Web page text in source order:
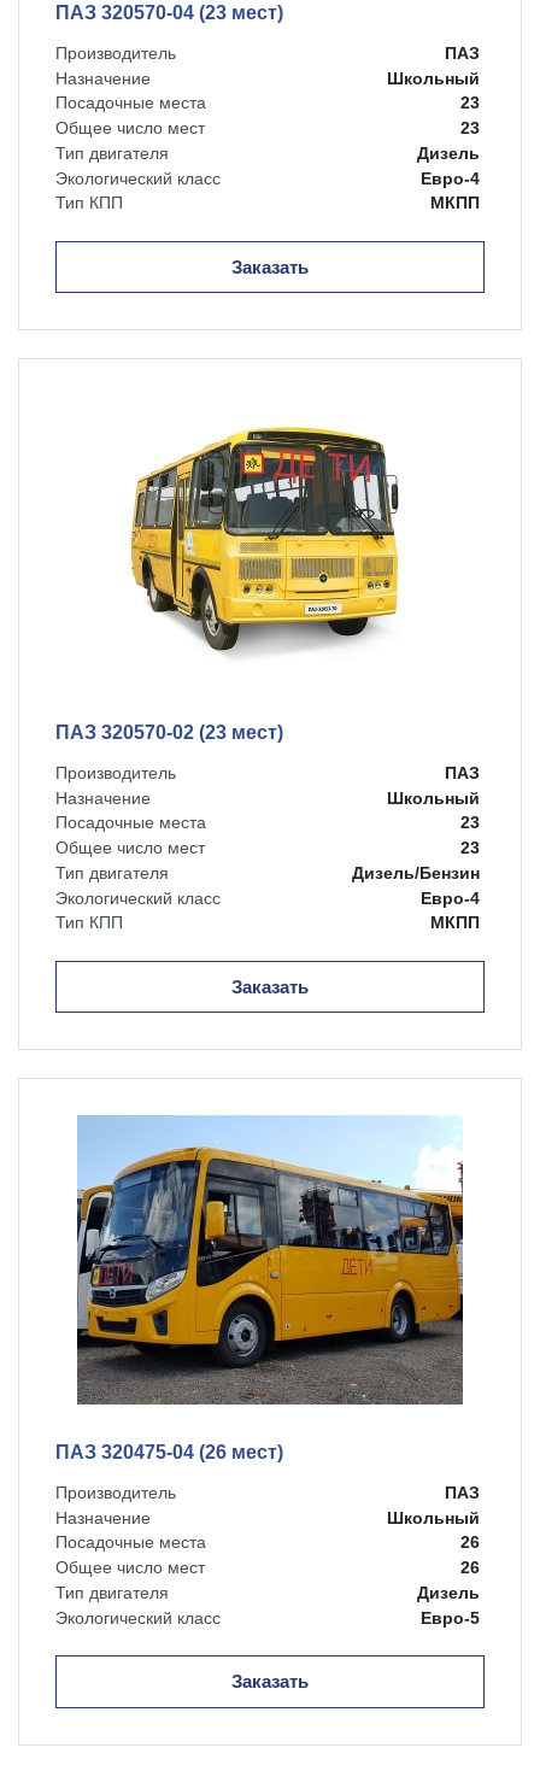
ПАЗ 320570-04 (23 мест)
Производитель
ПАЗ
Назначение
Школьный
Посадочные места
23
Общее число мест
23
Тип двигателя
Дизель
Экологический класс
Евро-4
Тип КПП
МКПП
Заказать
ПАЗ 320570-02 (23 мест)
Производитель
ПАЗ
Назначение
Школьный
Посадочные места
23
Общее число мест
23
Тип двигателя
Дизель/Бензин
Экологический класс
Евро-4
Тип КПП
МКПП
Заказать
ПАЗ 320475-04 (26 мест)
Производитель
ПАЗ
Назначение
Школьный
Посадочные места
26
Общее число мест
26
Тип двигателя
Дизель
Экологический класс
Евро-5
Заказать